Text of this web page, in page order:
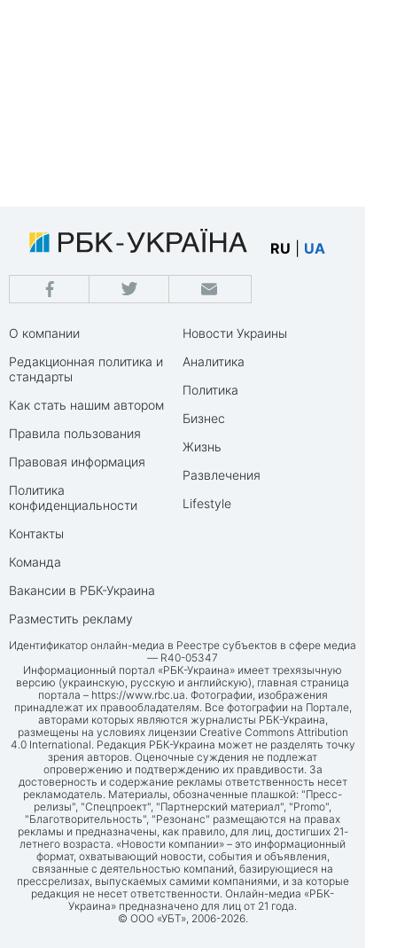
RU UA
О компании
Редакционная политика и
стандарты
Как стать нашим автором
Правила пользования
Правовая информация
Политика
конфиденциальности
Контакты
Команда
Вакансии в РБК-Украина
Разместить рекламу
Новости Украины
Аналитика
Политика
Бизнес
Жизнь
Развлечения
Lifestyle
Идентификатор онлайн-медиа в Реестре субъектов в сфере медиа
— R40-05347
Информационный портал «РБК-Украина» имеет трехязычную
версию (украинскую, русскую и английскую), главная страница
портала – https://www.rbc.ua. Фотографии, изображения
принадлежат их правообладателям. Все фотографии на Портале,
авторами которых являются журналисты РБК-Украина,
размещены на условиях лицензии Creative Commons Attribution
4.0 International. Редакция РБК-Украина может не разделять точку
зрения авторов. Оценочные суждения не подлежат
опровержению и подтверждению их правдивости. За
достоверность и содержание рекламы ответственность несет
рекламодатель. Материалы, обозначенные плашкой: "Пресс-
релизы", "Спецпроект", "Партнерский материал", "Promo",
"Благотворительность", "Резонанс" размещаются на правах
рекламы и предназначены, как правило, для лиц, достигших 21-
летнего возраста. «Новости компании» – это информационный
формат, охватывающий новости, события и объявления,
связанные с деятельностью компаний, базирующиеся на
прессрелизах, выпускаемых самими компаниями, и за которые
редакция не несет ответственности. Онлайн-медиа «РБК-
Украина» предназначено для лиц от 21 года.
© ООО «УБТ», 2006-2026.